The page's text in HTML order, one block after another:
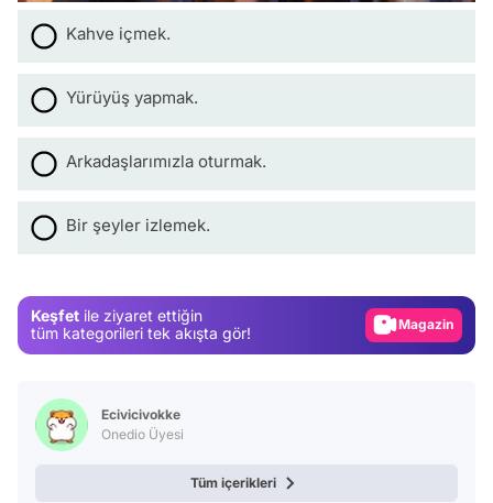
Kahve içmek.
Yürüyüş yapmak.
Arkadaşlarımızla oturmak.
Bir şeyler izlemek.
Keşfet ile ziyaret ettiğin
tüm kategorileri tek akışta gör!
Test
Magazin
Ecivicivokke
Onedio Üyesi
Tüm içerikleri